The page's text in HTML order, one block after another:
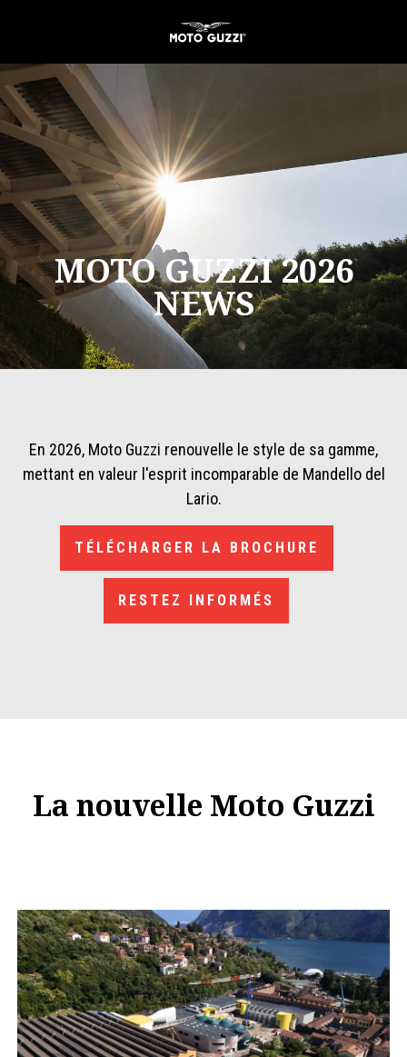
Aller au contenu principal
MOTO GUZZI 2026
NEWS
En 2026, Moto Guzzi renouvelle le style de sa gamme,
mettant en valeur l'esprit incomparable de Mandello del
Lario.
TÉLÉCHARGER LA BROCHURE
RESTEZ INFORMÉS
La nouvelle Moto Guzzi